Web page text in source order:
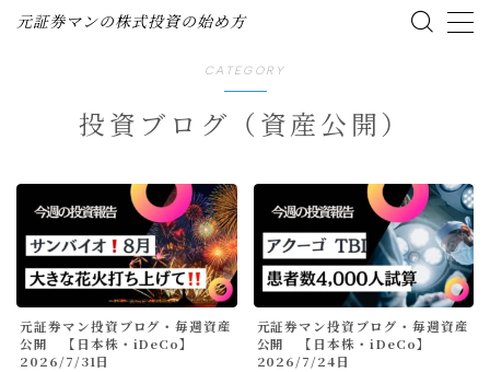
元証券マンの株式投資の始め方
株式投資の始め方
投資ブログ（資産公開）
企業分析（個別株）
CATEGORY
投資ブログ（資産公開）
元証券マン投資ブログ・毎週資産
公開 【日本株・iDeCo】
2026/7/31日
元証券マン投資ブログ・毎週資産
公開 【日本株・iDeCo】
2026/7/24日